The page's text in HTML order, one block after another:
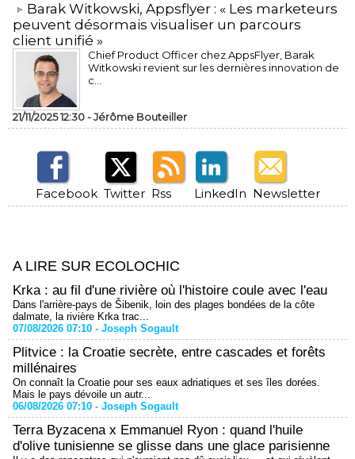
​Barak Witkowski, Appsflyer : « Les marketeurs
peuvent désormais visualiser un parcours
client unifié »
Chief Product Officer chez AppsFlyer, ​Barak
Witkowski revient sur les dernières innovation de
c...
21/11/2025 12:30 -Jérôme Bouteiller
Facebook Twitter Rss LinkedIn Newsletter
A LIRE SUR ECOLOCHIC
Krka : au fil d'une rivière où l'histoire coule avec l'eau
Dans l'arrière-pays de Šibenik, loin des plages bondées de la côte
dalmate, la rivière Krka trac...
07/08/2026 07:10 - Joseph Sogault
Plitvice : la Croatie secrète, entre cascades et forêts
millénaires
On connaît la Croatie pour ses eaux adriatiques et ses îles dorées.
Mais le pays dévoile un autr...
06/08/2026 07:10 - Joseph Sogault
Terra Byzacena x Emmanuel Ryon : quand l'huile
d'olive tunisienne se glisse dans une glace parisienne